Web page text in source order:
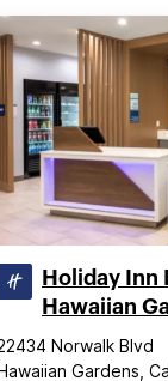
Holiday Inn
Hawaiian
Norwalk Blvd
Gardens,